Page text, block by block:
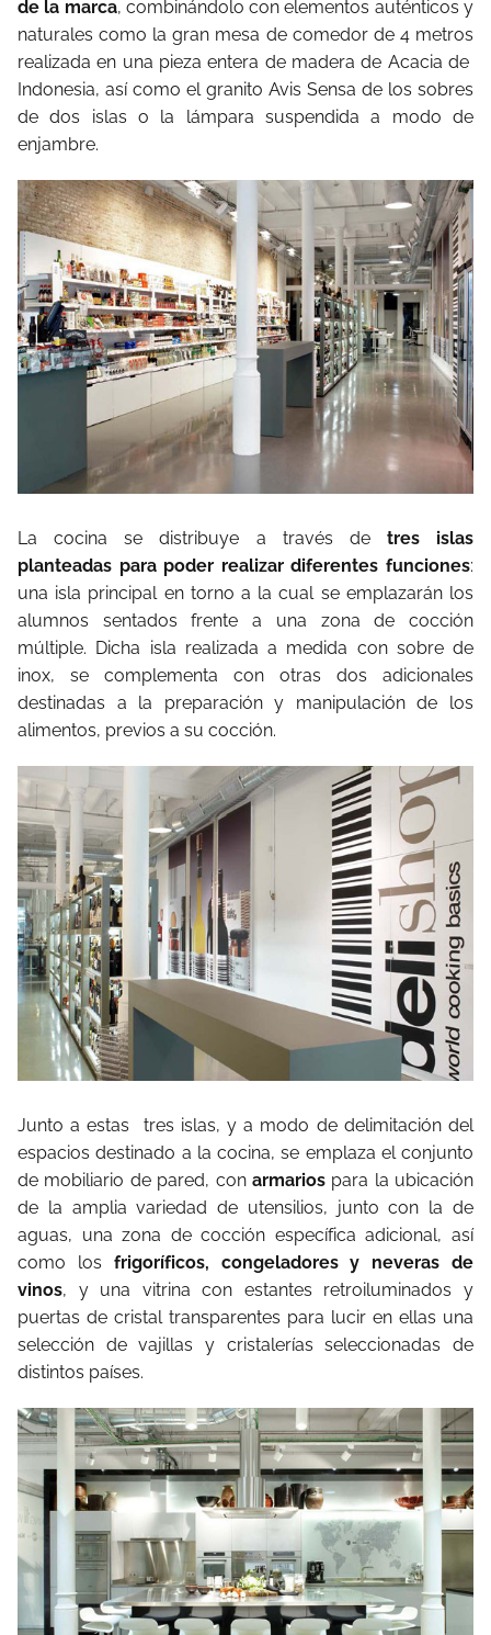
de la marca, combinándolo con elementos auténticos y
naturales como la gran mesa de comedor de 4 metros
realizada en una pieza entera de madera de Acacia de
Indonesia, así como el granito Avis Sensa de los sobres
de dos islas o la lámpara suspendida a modo de
enjambre.
La cocina se distribuye a través detres islas
planteadas para poder realizar diferentes funciones:
una isla principal en torno a la cual se emplazarán los
alumnos sentados frente a una zona de cocción
múltiple. Dicha isla realizada a medida con sobre de
inox, se complementa con otras dos adicionales
destinadas a la preparación y manipulación de los
alimentos, previos a su cocción.
Junto a estas tres islas, y a modo de delimitación del
espacios destinado a la cocina, se emplaza el conjunto
de mobiliario de pared, con armarios para la ubicación
de la amplia variedad de utensilios, junto con la de
aguas, una zona de cocción específica adicional, así
como los frigoríficos, congeladores y neveras de
vinos, y una vitrina con estantes retroiluminados y
puertas de cristal transparentes para lucir en ellas una
selección de vajillas y cristalerías seleccionadas de
distintos países.